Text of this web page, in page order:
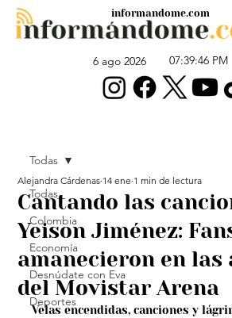
6 ago 2026 07:39:46 PM
informandome.com
Todas
Colombia
Economía
Desnúdate con Eva
Deportes
Todas
Cantando las
Yeison Jiménez:
amanecieron en las
del Movistar Arena
Alejandra Cárdenas 14 ene 1 min de lectura
Velas encendidas, canciones y